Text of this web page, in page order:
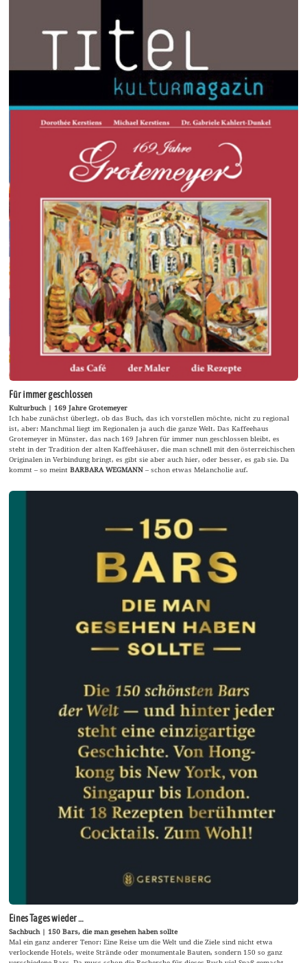
Für immer geschlossen
Kulturbuch | 169 Jahre Grotemeyer
Ich habe zunächst überlegt, ob das Buch, das ich vorstellen möchte, nicht zu regional
ist, aber: Manchmal liegt im Regionalen ja auch die ganze Welt. Das Kaffeehaus
Grotemeyer in Münster, das nach 169 Jahren für immer nun geschlossen bleibt, es
steht in der Tradition der alten Kaffeehäuser, die man schnell mit den österreichischen
Originalen in Verbindung bringt, es gibt sie aber auch hier, oder besser, es gab sie. Da
kommt – so meintBARBARA WEGMANN– schon etwas Melancholie auf.
Eines Tages wieder …
Sachbuch | 150 Bars, die man gesehen haben sollte
Mal ein ganz anderer Tenor: Eine Reise um die Welt und die Ziele sind nicht etwa
verlockende Hotels, weite Strände oder monumentale Bauten, sondern 150 so ganz